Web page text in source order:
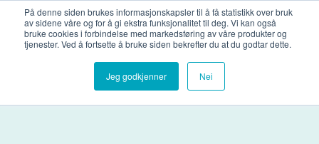
På denne siden brukes informasjonskapsler til å få statistikk over bruk
av sidene våre og for å gi ekstra funksjonalitet til deg. Vi kan også
bruke cookies i forbindelse med markedsføring av våre produkter og
tjenester. Ved å fortsette å bruke siden bekrefter du at du godtar dette.
Jeg godkjenner Nei
Bli medlemsbedriftLogg inn